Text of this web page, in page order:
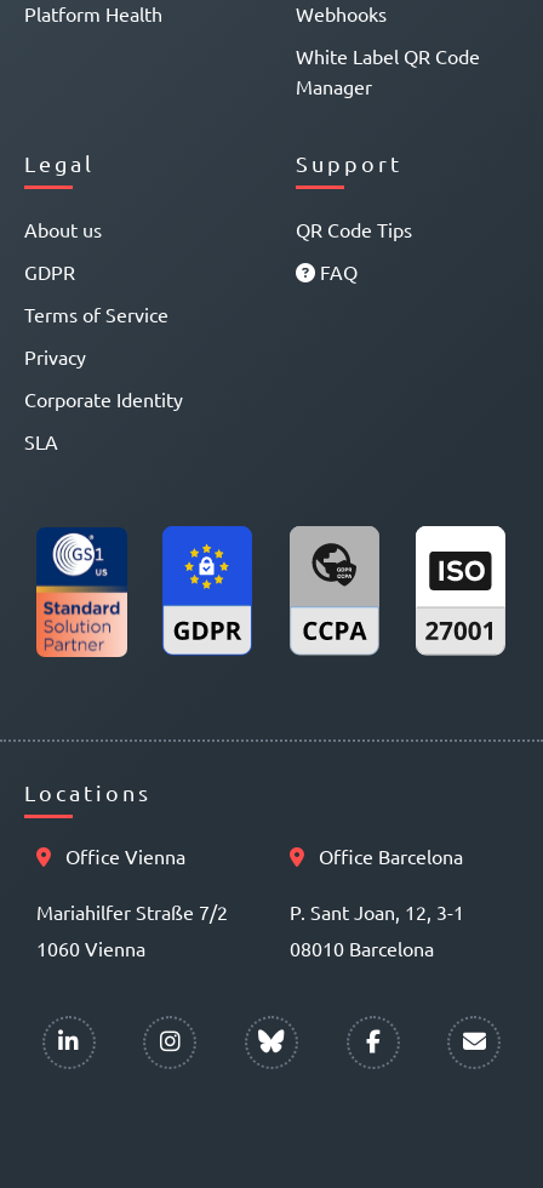
Platform Health
Webhooks
White Label QR Code
Manager
Legal
About us
GDPR
Terms of Service
Privacy
Corporate Identity
SLA
Support
QR Code Tips
FAQ
Locations
Office Vienna
Mariahilfer Straße 7/2
1060 Vienna
Office Barcelona
P. Sant Joan, 12, 3-1
08010 Barcelona